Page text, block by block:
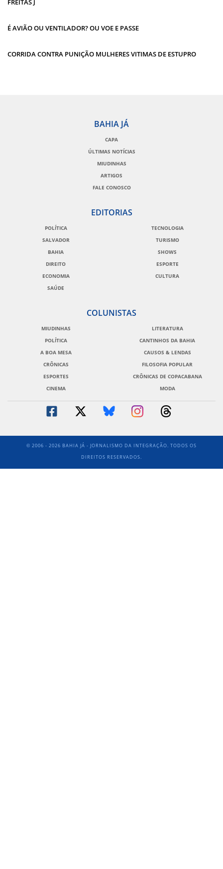
É AVIÃO OU VENTILADOR? OU VOE E PASSE
CORRIDA CONTRA PUNIÇÃO MULHERES VITIMAS DE ESTUPRO
BAHIA JÁ
CAPA
ÚLTIMAS NOTÍCIAS
MIUDINHAS
ARTIGOS
FALE CONOSCO
EDITORIAS
POLÍTICA
SALVADOR
BAHIA
DIREITO
ECONOMIA
SAÚDE
TECNOLOGIA
TURISMO
SHOWS
ESPORTE
CULTURA
COLUNISTAS
MIUDINHAS
POLÍTICA
A BOA MESA
CRÔNICAS
ESPORTES
CINEMA
LITERATURA
CANTINHOS DA BAHIA
CAUSOS & LENDAS
FILOSOFIA POPULAR
CRÔNICAS DE COPACABANA
MODA
© 2006 - 2026 BAHIA JÁ - JORNALISMO DA INTEGRAÇÃO. TODOS OS
DIREITOS RESERVADOS.